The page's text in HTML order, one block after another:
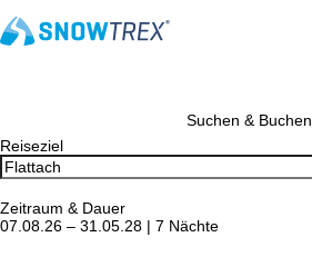
Suchen & Buchen
Reiseziel
Zeitraum & Dauer
07.08.26 – 31.05.28 | 7 Nächte